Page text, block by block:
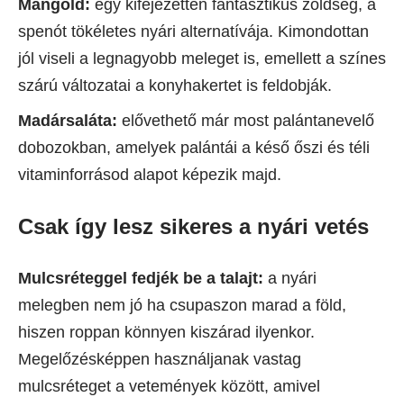
Mángold: egy kifejezetten fantasztikus zöldség, a
spenót tökéletes nyári alternatívája. Kimondottan
jól viseli a legnagyobb meleget is, emellett a színes
szárú változatai a konyhakertet is feldobják.
Madársaláta: elővethető már most palántanevelő
dobozokban, amelyek palántái a késő őszi és téli
vitaminforrásod alapot képezik majd.
Csak így lesz sikeres a nyári vetés
Mulcsréteggel fedjék be a talajt: a nyári
melegben nem jó ha csupaszon marad a föld,
hiszen roppan könnyen kiszárad ilyenkor.
Megelőzésképpen használjanak vastag
mulcsréteget a vetemények között, amivel